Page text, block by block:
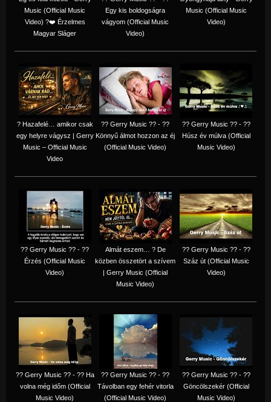
Music (Official Music
Video) ?❤️ Érzelmes
Magyar Sláger
Egy kis boldogságra
vágyom (Official Music
Video)
Music (Official Music
Video)
? Hazafelé… amikor csak
egy helyre vágysz | Gerry
Music – Official Music
Video
?? Gerry Music ?? - ??
Könnyű álmot hozzon az éj
(Official Music Video)
?? Gerry Music ?? - ??
Húsz év múlva (Official
Music Video)
?? Gerry Music ?? - ??
Érzés (Official Music
Video)
Almát eszem… ? De
közben összetört a szívem
| Gerry Music (Official
Music Video)
?? Gerry Music ?? - ??
Száz út (Official Music
Video)
?? Gerry Music ?? - ?? Ha
volna még időm (Official
Music Video)
?? Gerry Music ?? - ??
Távolban egy fehér vitorla
(Official Music Video)
?? Gerry Music ?? - ??
Göncölszekér (Official
Music Video)